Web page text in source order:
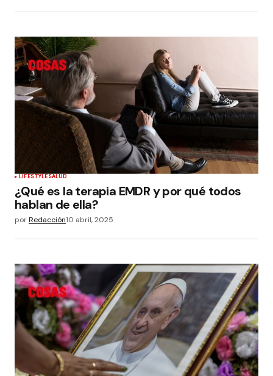
LIFESTYLESALUD
¿Qué es la terapia EMDR y por qué todos
hablan de ella?
porRedacción10 abril, 2025